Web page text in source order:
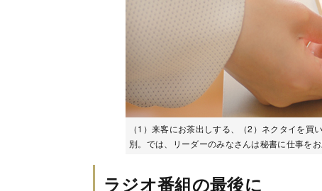
（1）来客にお茶出しする、（2）ネクタイを
別。では、リーダーのみなさんは秘書に仕事を
ラジオ番組の最後に